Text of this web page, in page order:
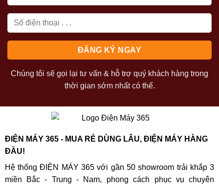
Chúng tôi sẽ gọi lại tư vấn & hỗ trợ quý khách hàng trong
thời gian sớm nhất có thể.
ĐIỆN MÁY 365 - MUA RẺ DÙNG LÂU, ĐIỆN MÁY HÀNG
ĐẦU!
Hệ thống ĐIỆN MÁY 365 với gần 50 showroom trải khắp 3
miền Bắc - Trung - Nam, phong cách phục vụ chuyên